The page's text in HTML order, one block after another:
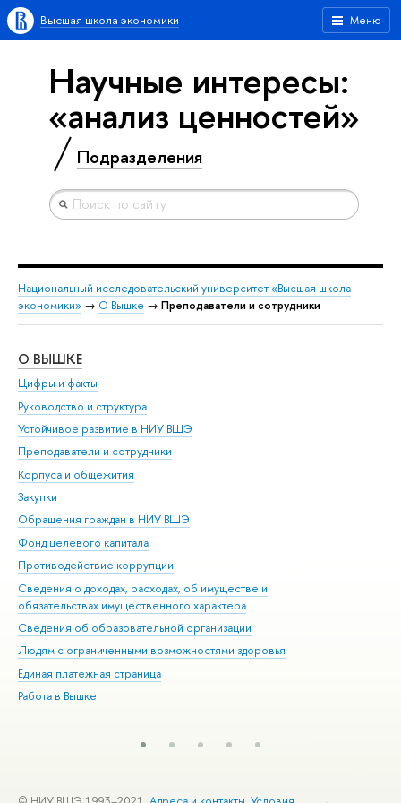
Меню
Высшая школа экономики
Научные интересы:
«анализ ценностей»
Подразделения
Национальный исследовательский университет «Высшая школа
экономики» → О Вышке → Преподаватели и сотрудники
О ВЫШКЕ
Цифры и факты
Руководство и структура
Устойчивое развитие в НИУ ВШЭ
Преподаватели и сотрудники
Корпуса и общежития
Закупки
Обращения граждан в НИУ ВШЭ
Фонд целевого капитала
Противодействие коррупции
Сведения о доходах, расходах, об имуществе и
обязательствах имущественного характера
Сведения об образовательной организации
Людям с ограниченными возможностями здоровья
Единая платежная страница
Работа в Вышке